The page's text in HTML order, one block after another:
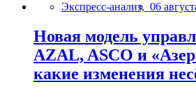
Экспресс-анализ, 06
Новая модель
AZAL, ASCO и
какие изменения